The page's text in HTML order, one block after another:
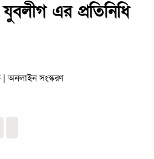
এর প্রতিনিধি
| অনলাইন সংস্করণ